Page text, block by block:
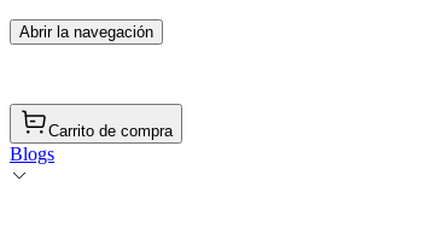
Abrir la navegación
Carrito de compra
Blogs